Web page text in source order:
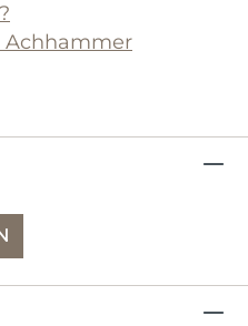
Achhammer